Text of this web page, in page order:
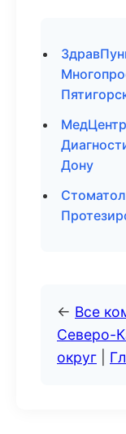
Дону
← Все
Северо-
округ